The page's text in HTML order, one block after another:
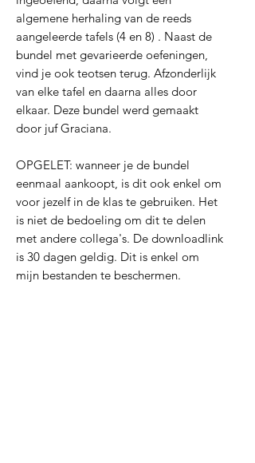
algemene herhaling van de reeds
aangeleerde tafels (4 en 8) . Naast de
bundel met gevarieerde oefeningen,
vind je ook teotsen terug. Afzonderlijk
van elke tafel en daarna alles door
elkaar. Deze bundel werd gemaakt
door juf Graciana.
OPGELET: wanneer je de bundel
eenmaal aankoopt, is dit ook enkel om
voor jezelf in de klas te gebruiken. Het
is niet de bedoeling om dit te delen
met andere collega's. De downloadlink
is 30 dagen geldig. Dit is enkel om
mijn bestanden te beschermen.